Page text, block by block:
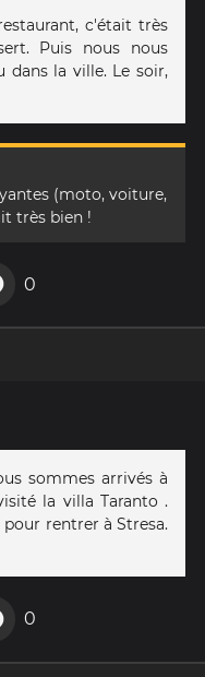
c'était très
Puis nous nous
dans la ville. Le soir,
(moto, voiture,
très bien !
0
sommes arrivés à
la villa Taranto .
rentrer à Stresa.
0